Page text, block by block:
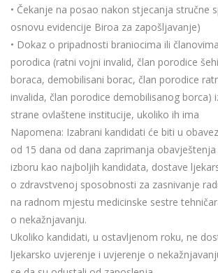
• Čekanje na posao nakon stjecanja stručne
osnovu evidencije Biroa za zapošljavanje)
• Dokaz o pripadnosti braniocima ili
porodica (ratni vojni invalid, član porodice
boraca, demobilisani borac, član porodice
invalida, član porodice demobilisanog borca)
strane ovlaštene institucije, ukoliko ih ima
Napomena: Izabrani kandidati će biti u
od 15 dana od dana zaprimanja
izboru kao najboljih kandidata, dostave
o zdravstvenoj sposobnosti za zasnivanje
na radnom mjestu medicinske sestre
o nekažnjavanju.
Ukoliko kandidati, u ostavljenom roku, ne
ljekarsko uvjerenje i uvjerenje o